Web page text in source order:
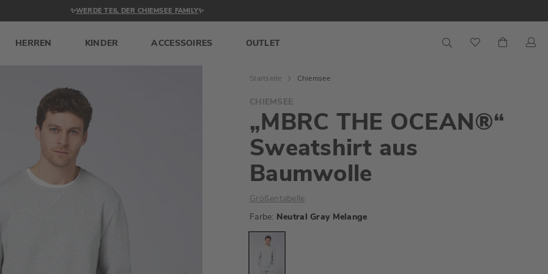
✨WERDE TEIL DER CHIEMSEE FAMILY✨
HERREN KINDER ACCESSOIRES OUTLET
Mein
CHIEMSEE
„MBRC THE OCEAN®“
Sweatshirt aus
Baumwolle
Größentabelle
Farbe Neutral Gray Melange
Startseite Chiemsee